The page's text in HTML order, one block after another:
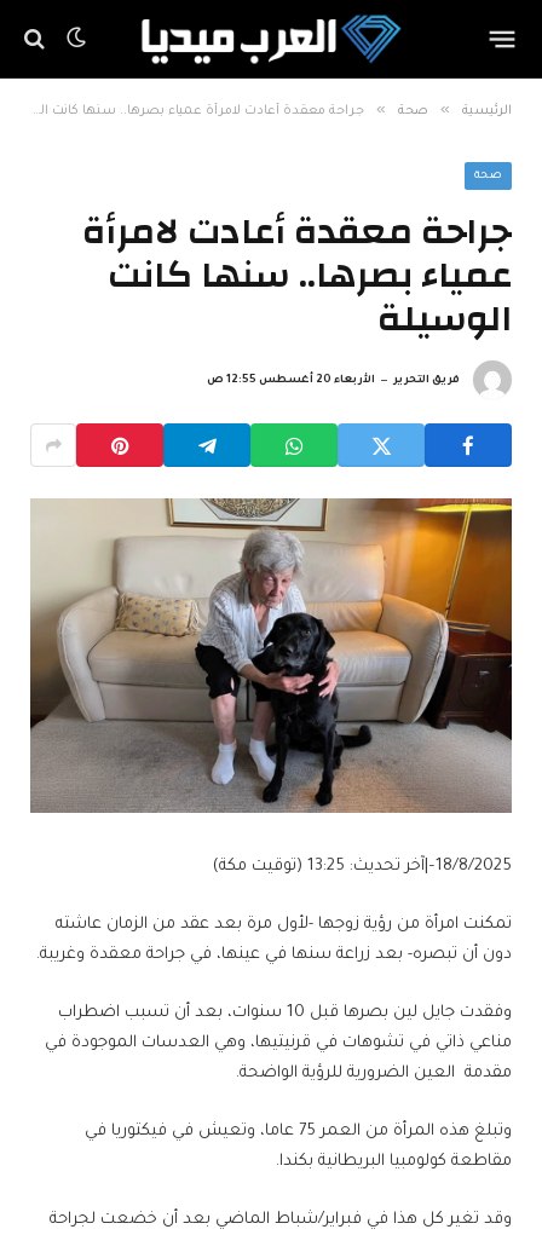
الرئيسية » صحة » جراحة معقدة أعادت لامرأة عمياء بصرها.. سنها كانت الوسيلة
صحة
جراحة معقدة أعادت لامرأة
عمياء بصرها.. سنها كانت
الوسيلة
فريق التحرير الأربعاء 20 أغسطس 12:55 ص
18/8/2025
– آخر تحديث: 13:25 (توقيت مكة)
تمكنت امرأة من رؤية زوجها -لأول مرة بعد عقد من الزمان عاشته
دون أن تبصره- بعد زراعة سنها في عينها، في جراحة معقدة وغريبة.
وفقدت جايل لين بصرها قبل 10 سنوات، بعد أن تسبب اضطراب
مناعي ذاتي في تشوهات في قرنيتيها، وهي العدسات الموجودة في
مقدمة العين الضرورية للرؤية الواضحة.
وتبلغ هذه المرأة من العمر 75 عاما، وتعيش في فيكتوريا في
مقاطعة كولومبيا البريطانية بكندا.
وقد تغير كل هذا في فبراير/شباط الماضي بعد أن خضعت لجراحة